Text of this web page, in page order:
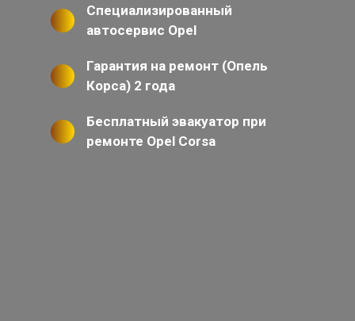
Специализированный
автосервис Opel
Гарантия на ремонт (Опель
Корса) 2 года
Бесплатный эвакуатор при
ремонте Opel Corsa